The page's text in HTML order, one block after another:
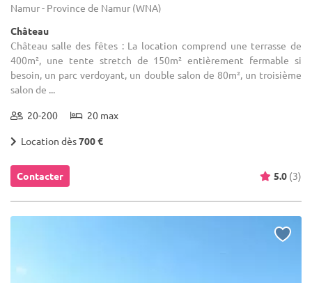
Namur - Province de Namur (WNA)
Château
Château salle des fêtes : La location comprend une terrasse de
400m², une tente stretch de 150m² entièrement fermable si
besoin, un parc verdoyant, un double salon de 80m², un troisième
salon de ...
20-200 20 max
Location dès700 €
Contacter 5.0 (3)